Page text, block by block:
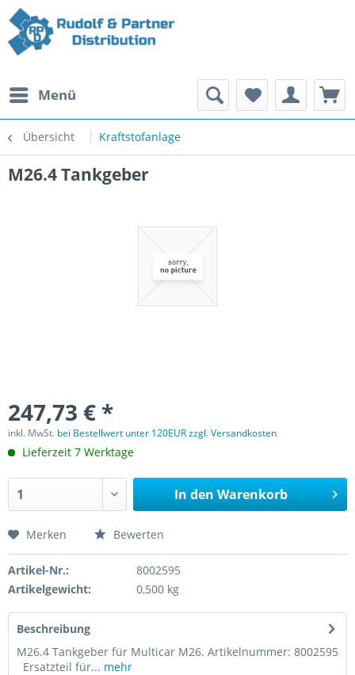
Menü
Übersicht Kraftstofanlage
M26.4 Tankgeber
247,73 € *
inkl. MwSt. bei Bestellwert unter 120EUR zzgl. Versandkosten
Lieferzeit 7 Werktage
In den Warenkorb
Merken Bewerten
Artikel-Nr.:
8002595
Artikelgewicht:
0,500 kg
Beschreibung
M26.4 Tankgeber für Multicar M26. Artikelnummer: 8002595
Ersatzteil für... mehr